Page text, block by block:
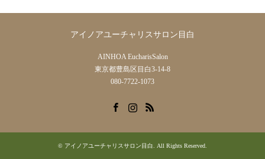
アイノアユーチャリスサロン目白
AINHOA EucharisSalon
東京都豊島区目白3-14-8
080-7722-1073
© アイノアユーチャリスサロン目白 . All Rights Reserved.